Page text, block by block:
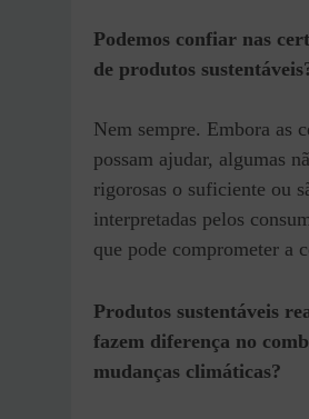
Podemos confiar nas
de produtos
Nem sempre. Embora as
possam ajudar, algumas
rigorosas o suficiente ou
interpretadas pelos
que pode comprometer a
Produtos sustentáveis
fazem diferença no
mudanças climáticas?